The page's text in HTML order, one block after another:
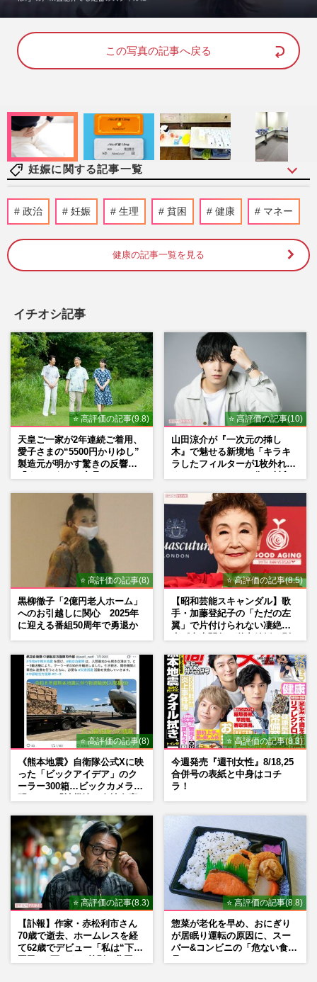
n
u
o
d
d
:
この写真の記事へ戻る
妊娠に関する記事一覧
元TBSアナウンサー・田中みな実、妊娠発
表後初の公の場に「背中パックリ大胆ドレ
週刊女性PRIME 2026/8/6
週刊女性PRIME 2026/7/31
『BE:FIRST』三山凌輝&趣里、結婚と妊
娠を同時報告も「両親はじめ…」異例コメ
ントで強調する家族の“円満…
『週刊女性』編集部 2026/7/30
ドジャース・大谷翔平、ゆうちょ銀行のア
ンバサダー就任で“賞”を新設！本人も「選
週刊女性2026年8月11日号 2026/7/29
ドジャース大谷翔平「野球選手として、あ
とどれくらいの時間を」32歳の誕生日に
『セイコーウオッチ』から贈…
週刊女性2026年7月28日・8月4日号 2026/7/16
政治 妊娠 生理 貧困 健康 マネー
健康の記事一覧を見る
イチオシ記事
⭐ 高評価の記事(9.8)
天皇ご一家が2年連続ご着用、
愛子さまの“5500円かりゆし”
製造元が明かす驚きの反響
⭐ 高評価の記事(10)
山田涼介が『一次元の挿し
木』で魅せる新境地「キラキ
ラしたフィルターが1枚外れて
⭐ 高評価の記事(8)
黒柳徹子「2億円老人ホーム」
へのお引越しに関心 2025年
に迎える番組50周年で勇退か
⭐ 高評価の記事(8.5)
【昭和芸能スキャンダル】歌
手・加藤登紀子の「ただの左
翼」で片付けられない凄絶半
⭐ 高評価の記事(8)
《熊本地震》自衛隊公式Xに映
った「ビックアイデア」のク
ーラー300箱…ビックカメラが
⭐ 高評価の記事(8.3)
今週発売『週刊女性』8/18,25
合併号の表紙と中身はコチ
ラ！
⭐ 高評価の記事(8.3)
【訃報】作家・赤松利市さん
70歳で逝去、ホームレスを経
て62歳でデビュー「私は“下級
⭐ 高評価の記事(8.8)
惣菜が老化を早め、おにぎり
が居眠り運転の原因に、スー
パー&コンビニの「危ない食